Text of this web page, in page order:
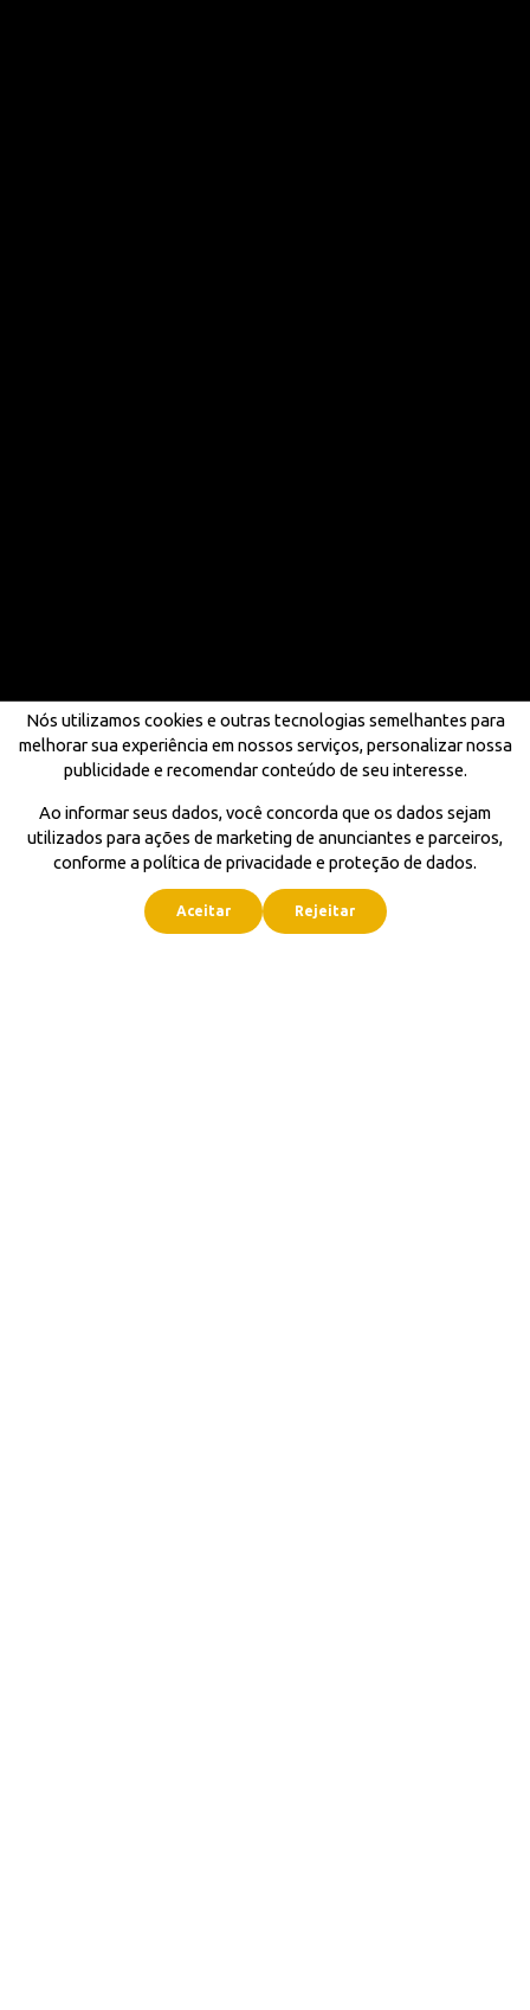
Nós utilizamos cookies e outras tecnologias semelhantes para
melhorar sua experiência em nossos serviços, personalizar nossa
publicidade e recomendar conteúdo de seu interesse.
Ao informar seus dados, você concorda que os dados sejam
utilizados para ações de marketing de anunciantes e parceiros,
conforme a política de privacidade e proteção de dados.
Aceitar Rejeitar